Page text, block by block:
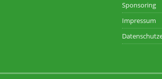
Sponsoring
Impressum